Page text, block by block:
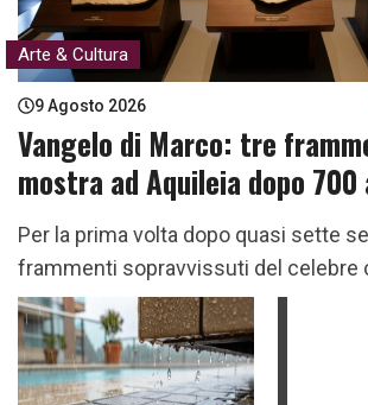
Arte & Cultura
9 Agosto 2026
Vangelo di Marco: tre
mostra ad Aquileia dopo 700
Per la prima volta dopo quasi sette
frammenti sopravvissuti del celebre